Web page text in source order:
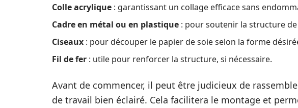
Colle acrylique : garantissant un collage efficace sans
Cadre en métal ou en plastique : pour soutenir la structure de
Ciseaux : pour découper le papier de soie selon la forme
Fil de fer : utile pour renforcer la structure, si nécessaire.
Avant de commencer, il peut être judicieux de
de travail bien éclairé. Cela facilitera le montage et